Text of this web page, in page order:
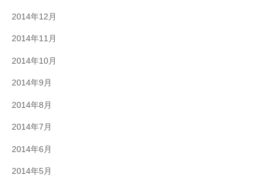
2014年12月
2014年11月
2014年10月
2014年9月
2014年8月
2014年7月
2014年6月
2014年5月